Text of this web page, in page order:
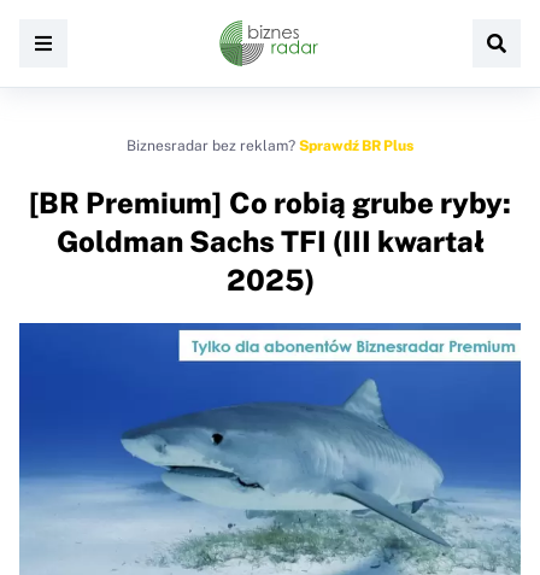
Biznesradar bez reklam? Sprawdź BR Plus
[BR Premium] Co robią grube ryby:
Goldman Sachs TFI (III kwartał
2025)